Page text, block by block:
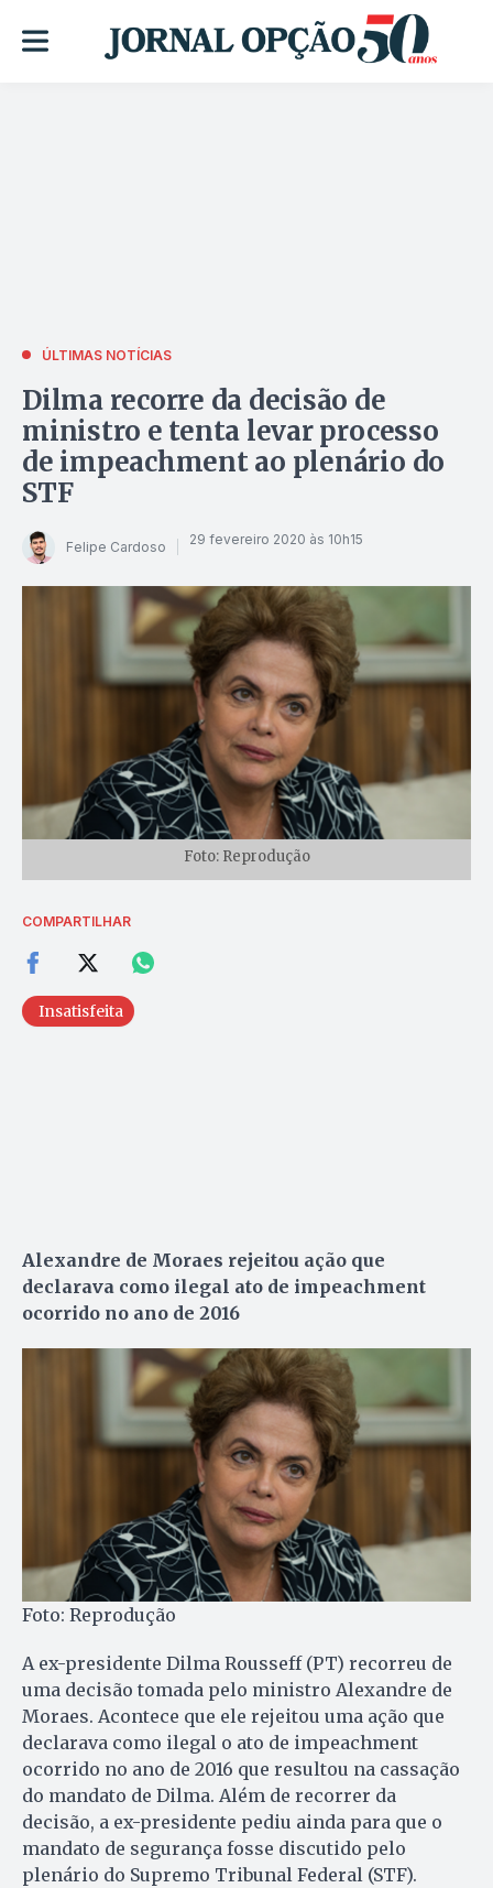
ÚLTIMAS NOTÍCIAS
Dilma recorre da decisão de
ministro e tenta levar processo
de impeachment ao plenário do
STF
Felipe Cardoso 29 fevereiro 2020 às 10h15
Foto: Reprodução
COMPARTILHAR
Insatisfeita
Alexandre de Moraes rejeitou ação que
declarava como ilegal ato de impeachment
ocorrido no ano de 2016
Foto: Reprodução
A ex-presidente Dilma Rousseff (PT) recorreu de
uma decisão tomada pelo ministro Alexandre de
Moraes. Acontece que ele rejeitou uma ação que
declarava como ilegal o ato de impeachment
ocorrido no ano de 2016 que resultou na cassação
do mandato de Dilma. Além de recorrer da
decisão, a ex-presidente pediu ainda para que o
mandato de segurança fosse discutido pelo
plenário do Supremo Tribunal Federal (STF).